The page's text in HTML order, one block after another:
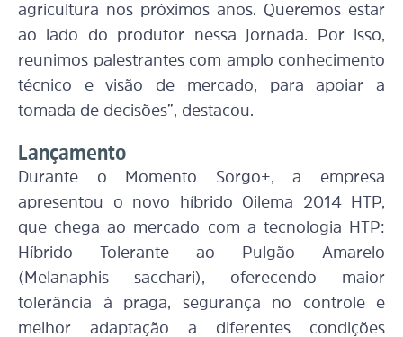
agricultura nos próximos anos. Queremos estar
ao lado do produtor nessa jornada. Por isso,
reunimos palestrantes com amplo conhecimento
técnico e visão de mercado, para apoiar a
tomada de decisões”, destacou.
Lançamento
Durante o Momento Sorgo+, a empresa
apresentou o novo híbrido Oilema 2014 HTP,
que chega ao mercado com a tecnologia HTP:
Híbrido Tolerante ao Pulgão Amarelo
(Melanaphis sacchari), oferecendo maior
tolerância à praga, segurança no controle e
melhor adaptação a diferentes condições